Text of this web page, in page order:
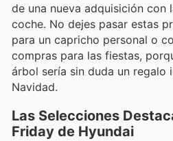
de una nueva adquisición con
coche. No dejes pasar estas
para un capricho personal o
compras para las fiestas,
árbol sería sin duda un regalo
Navidad.
Las Selecciones
Friday de Hyundai